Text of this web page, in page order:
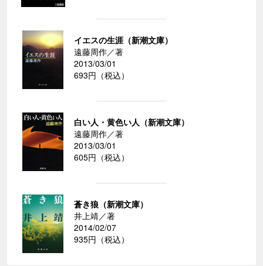
イエスの生涯（新潮文庫）
遠藤周作／著
2013/03/01
693円（税込）
白い人・黄色い人（新潮文庫）
遠藤周作／著
2013/03/01
605円（税込）
蒼き狼（新潮文庫）
井上靖／著
2014/02/07
935円（税込）